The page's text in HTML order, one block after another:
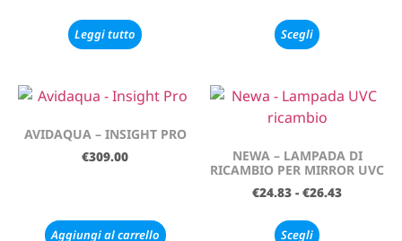
Leggi tutto Scegli
AVIDAQUA – INSIGHT PRO
€309.00
Aggiungi al carrello
NEWA – LAMPADA DI
RICAMBIO PER MIRROR UVC
€24.83 - €26.43
Scegli